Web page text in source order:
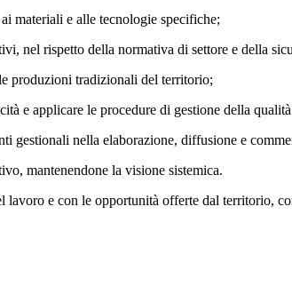
materiali e alle tecnologie specifiche;
nel rispetto della normativa di settore e della
produzioni tradizionali del territorio;
e applicare le procedure di gestione della
gestionali nella elaborazione, diffusione e
mantenendone la visione sistemica.
lavoro e con le opportunità offerte dal territorio,